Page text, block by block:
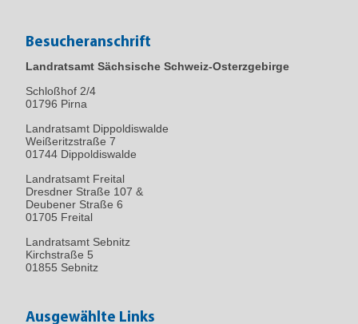
Besucheranschrift
Landratsamt Sächsische Schweiz-Osterzgebirge
Schloßhof 2/4
01796 Pirna
Landratsamt Dippoldiswalde
Weißeritzstraße 7
01744 Dippoldiswalde
Landratsamt Freital
Dresdner Straße 107 &
Deubener Straße 6
01705 Freital
Landratsamt Sebnitz
Kirchstraße 5
01855 Sebnitz
Ausgewählte Links